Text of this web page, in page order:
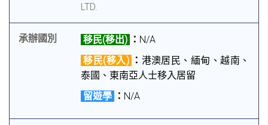
LTD.
承辦國別 移民(移出) ： N/A
移民(移入) ： 港澳居民、緬甸、越南、
泰國、東南亞人士移入居留
留遊學 ： N/A